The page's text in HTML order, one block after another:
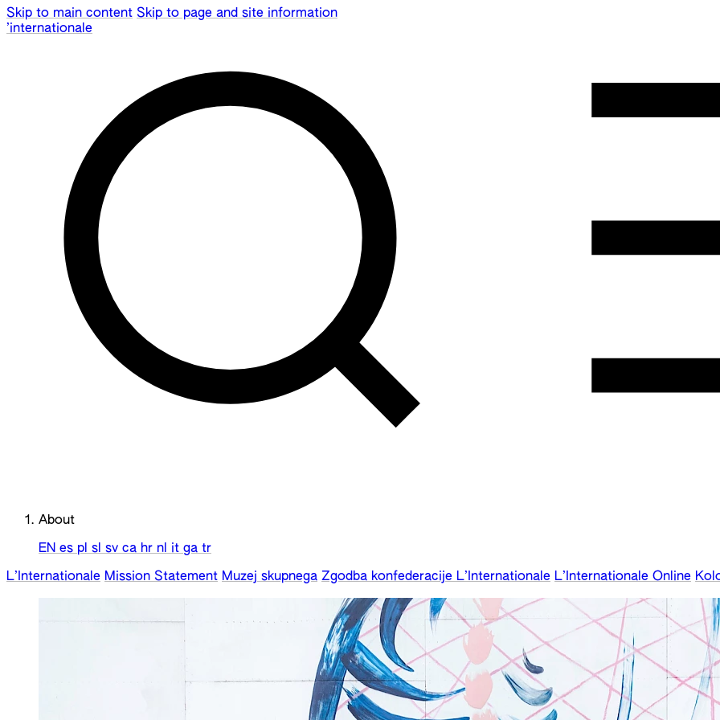
Skip to main content Skip to page and site information
’internationale
About
EN es pl sl sv ca hr nl it ga tr
L’Internationale Mission Statement Muzej skupnega Zgodba konfederacije L’Internationale L’Internationale Online